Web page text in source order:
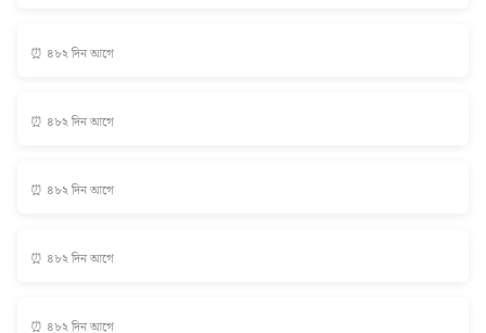
⏰ ৪৮২ দিন আগে
⏰ ৪৮২ দিন আগে
⏰ ৪৮২ দিন আগে
⏰ ৪৮২ দিন আগে
⏰ ৪৮২ দিন আগে